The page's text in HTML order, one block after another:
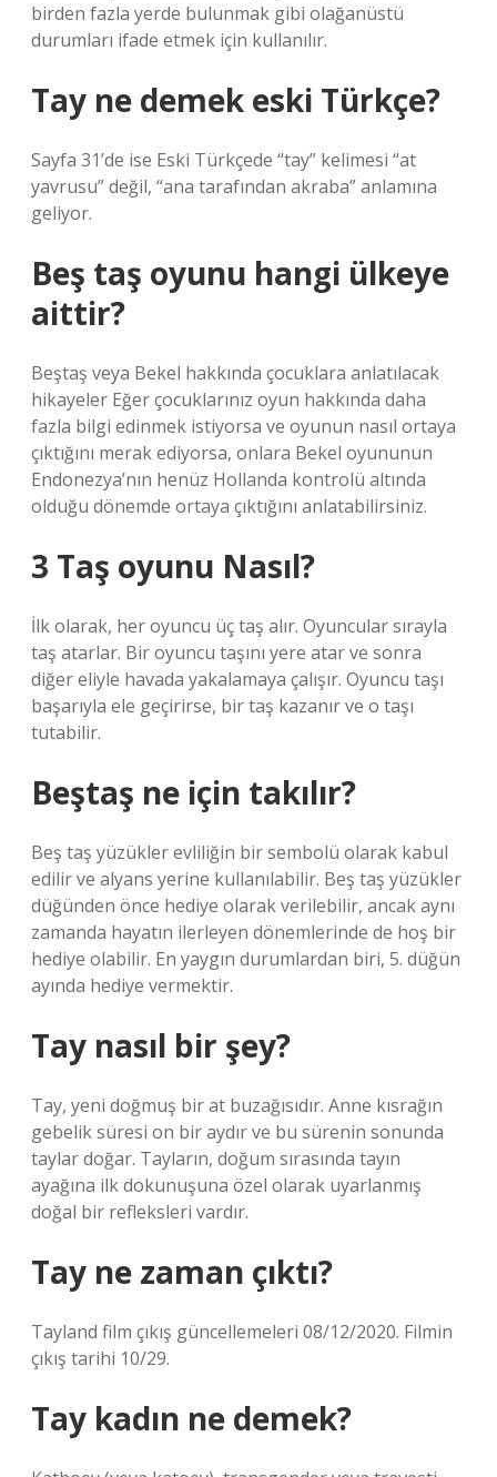
birden fazla yerde bulunmak gibi olağanüstü
durumları ifade etmek için kullanılır.
Tay ne demek eski Türkçe?
Sayfa 31’de ise Eski Türkçede “tay” kelimesi “at
yavrusu” değil, “ana tarafından akraba” anlamına
geliyor.
Beş taş oyunu hangi ülkeye
aittir?
Beştaş veya Bekel hakkında çocuklara anlatılacak
hikayeler Eğer çocuklarınız oyun hakkında daha
fazla bilgi edinmek istiyorsa ve oyunun nasıl ortaya
çıktığını merak ediyorsa, onlara Bekel oyununun
Endonezya’nın henüz Hollanda kontrolü altında
olduğu dönemde ortaya çıktığını anlatabilirsiniz.
3 Taş oyunu Nasıl?
İlk olarak, her oyuncu üç taş alır. Oyuncular sırayla
taş atarlar. Bir oyuncu taşını yere atar ve sonra
diğer eliyle havada yakalamaya çalışır. Oyuncu taşı
başarıyla ele geçirirse, bir taş kazanır ve o taşı
tutabilir.
Beştaş ne için takılır?
Beş taş yüzükler evliliğin bir sembolü olarak kabul
edilir ve alyans yerine kullanılabilir. Beş taş yüzükler
düğünden önce hediye olarak verilebilir, ancak aynı
zamanda hayatın ilerleyen dönemlerinde de hoş bir
hediye olabilir. En yaygın durumlardan biri, 5. düğün
ayında hediye vermektir.
Tay nasıl bir şey?
Tay, yeni doğmuş bir at buzağısıdır. Anne kısrağın
gebelik süresi on bir aydır ve bu sürenin sonunda
taylar doğar. Tayların, doğum sırasında tayın
ayağına ilk dokunuşuna özel olarak uyarlanmış
doğal bir refleksleri vardır.
Tay ne zaman çıktı?
Tayland film çıkış güncellemeleri 08/12/2020. Filmin
çıkış tarihi 10/29.
Tay kadın ne demek?